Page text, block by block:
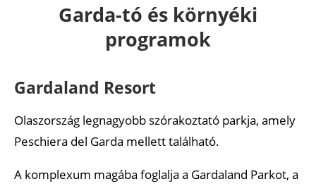
Garda-tó és környéki
programok
Gardaland Resort
Olaszország legnagyobb szórakoztató parkja, amely
Peschiera del Garda mellett található.
A komplexum magába foglalja a Gardaland Parkot, a